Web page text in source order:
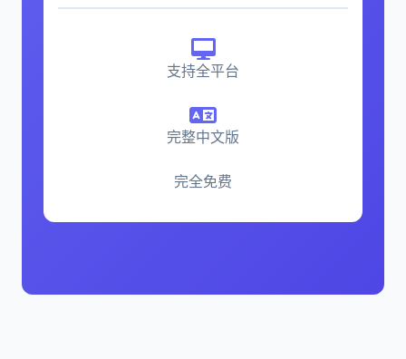
支持全平台
完整中文版
完全免费